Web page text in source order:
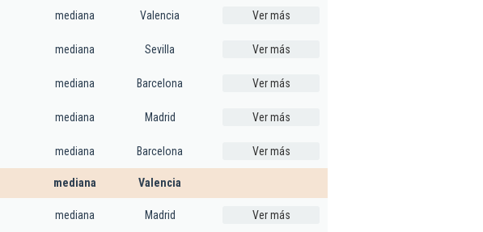
mediana Valencia Ver más
mediana Sevilla Ver más
mediana Barcelona Ver más
mediana Madrid Ver más
mediana Barcelona Ver más
mediana Valencia
mediana Madrid Ver más